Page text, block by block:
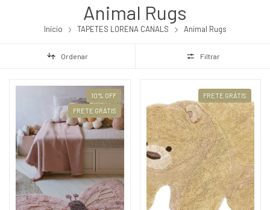
Animal Rugs
Início TAPETES LORENA CANALS Animal Rugs
Ordenar Filtrar
10% OFF
FRETE GRÁTIS
FRETE GRÁTIS